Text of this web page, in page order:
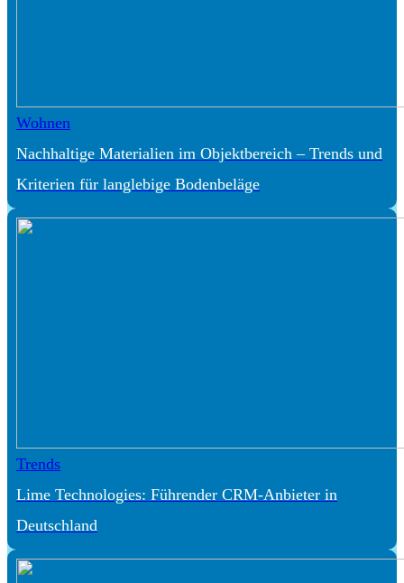
Wohnen
Nachhaltige Materialien im Objektbereich – Trends und
Kriterien für langlebige Bodenbeläge
Trends
Lime Technologies: Führender CRM-Anbieter in
Deutschland